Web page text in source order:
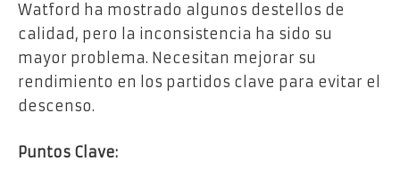
Watford ha mostrado algunos destellos de
calidad, pero la inconsistencia ha sido su
mayor problema. Necesitan mejorar su
rendimiento en los partidos clave para evitar el
descenso.
Puntos Clave: